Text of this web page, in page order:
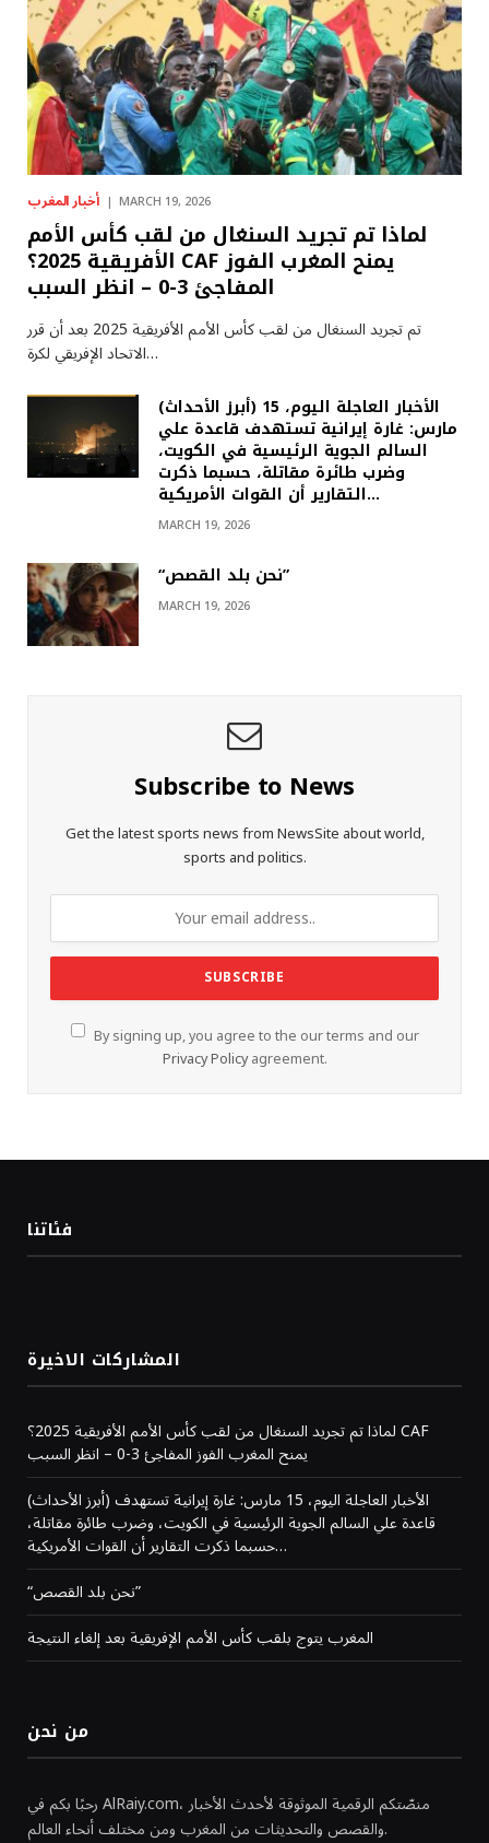
أخبار المغرب MARCH 19, 2026
لماذا تم تجريد السنغال من لقب كأس الأمم
الأفريقية 2025؟ CAF يمنح المغرب الفوز
المفاجئ 3-0 – انظر السبب
تم تجريد السنغال من لقب كأس الأمم الأفريقية 2025 بعد أن قرر
الاتحاد الإفريقي لكرة…
(أبرز الأحداث) الأخبار العاجلة اليوم، 15
مارس: غارة إيرانية تستهدف قاعدة علي
السالم الجوية الرئيسية في الكويت،
وضرب طائرة مقاتلة، حسبما ذكرت
التقارير أن القوات الأمريكية…
MARCH 19, 2026
“نحن بلد القصص”
MARCH 19, 2026
Subscribe to News
Get the latest sports news from NewsSite about world,
sports and politics.
By signing up, you agree to the our terms and our
Privacy Policyagreement.
فئاتنا
المشاركات الاخيرة
لماذا تم تجريد السنغال من لقب كأس الأمم الأفريقية 2025؟ CAF
يمنح المغرب الفوز المفاجئ 3-0 – انظر السبب
(أبرز الأحداث) الأخبار العاجلة اليوم، 15 مارس: غارة إيرانية تستهدف
قاعدة علي السالم الجوية الرئيسية في الكويت، وضرب طائرة مقاتلة،
حسبما ذكرت التقارير أن القوات الأمريكية…
“نحن بلد القصص”
المغرب يتوج بلقب كأس الأمم الإفريقية بعد إلغاء النتيجة
من نحن
رحبًا بكم في AlRaiy.com، منصّتكم الرقمية الموثوقة لأحدث الأخبار
والقصص والتحديثات من المغرب ومن مختلف أنحاء العالم.